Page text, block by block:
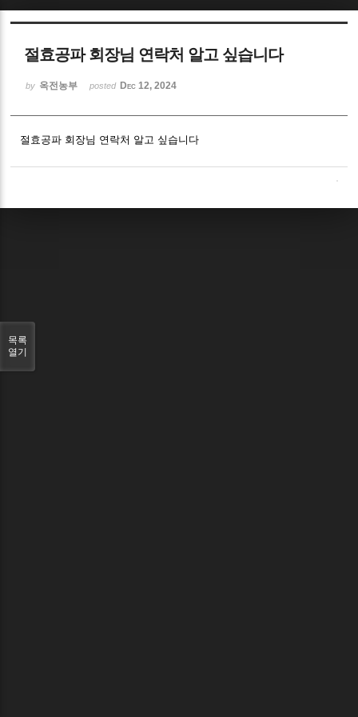
절효공파 회장님 연락처 알고 싶습니다
by 옥전농부 posted Dec 12, 2024
절효공파 회장님 연락처 알고 싶습니다
목록
열기
Sketchbook5, 스케치북5
Sketchbook5, 스케치북5